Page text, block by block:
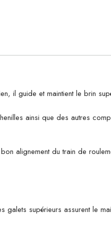
il guide et maintient le brin
ainsi que des autres
alignement du train de
galets supérieurs assurent le